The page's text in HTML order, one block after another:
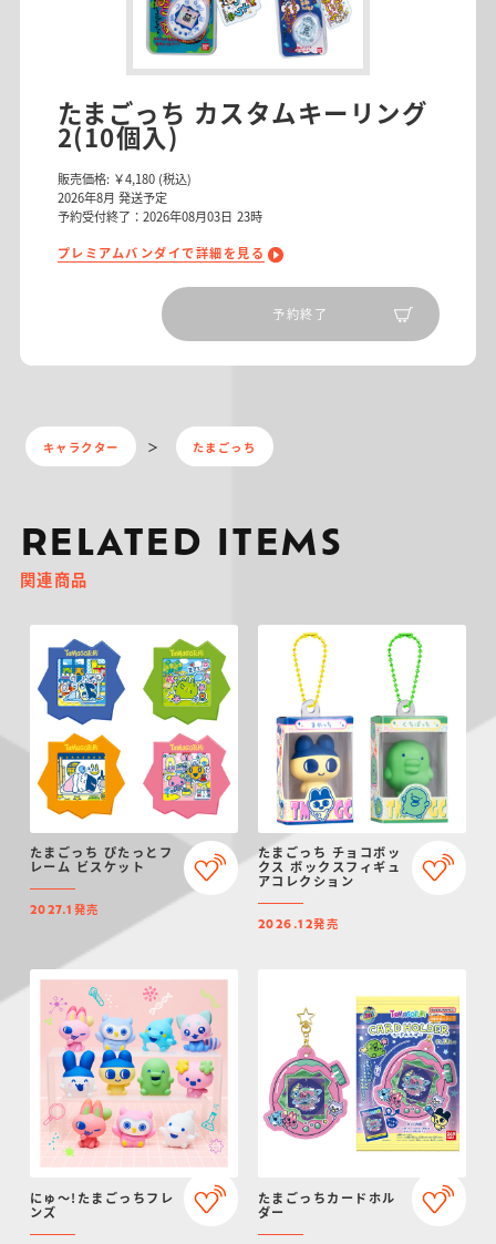
たまごっち カスタムキーリング
2(10個入)
販売価格: ￥4,180 (税込)
2026年8月 発送予定
予約受付終了：2026年08月03日 23時
プレミアムバンダイで詳細を見る
予約終了
キャラクター たまごっち
RELATED ITEMS
関連商品
たまごっち ぴたっとフ
レーム ビスケット
2027.1 発売
たまごっち チョコボッ
クス ボックスフィギュ
アコレクション
2026.12発売
にゅ～!たまごっちフレ
ンズ
たまごっちカードホル
ダー